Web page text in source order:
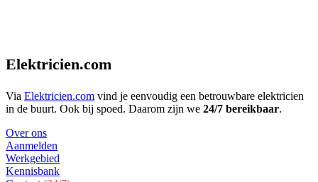
Elektricien.com
Via Elektricien.com vind je eenvoudig een betrouwbare elektricien
in de buurt. Ook bij spoed. Daarom zijn we 24/7 bereikbaar.
Over ons
Aanmelden
Werkgebied
Kennisbank